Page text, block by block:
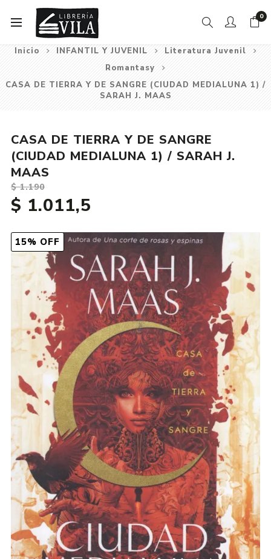
0
Inicio INFANTIL Y JUVENIL
Literatura Juvenil
Romantasy
CASA DE TIERRA Y DE SANGRE (CIUDAD MEDIALUNA 1) /
SARAH J. MAAS
15% OFF
CASA DE TIERRA Y DE SANGRE
(CIUDAD MEDIALUNA 1) / SARAH J.
MAAS
$ 1.190
$ 1.011,5